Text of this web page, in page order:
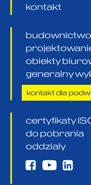
kontakt
obiekty
generalny
kontakt dla
certyfikaty
do pobrania
oddziały